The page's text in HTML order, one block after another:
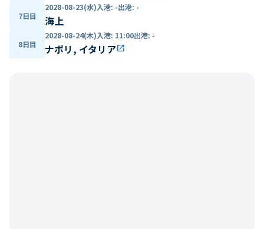
7日目
2028-08-23(水)入港: -出港: -
海上
8日目
2028-08-24(木)入港: 11:00出港: -
ナポリ, イタリアopen_in_new